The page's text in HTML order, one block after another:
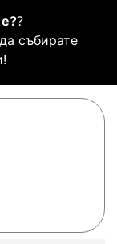
?
събирате